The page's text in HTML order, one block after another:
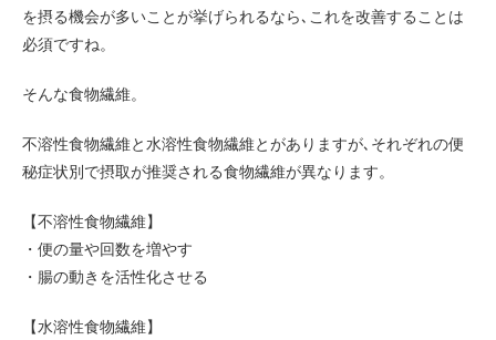
を摂る機会が多いことが挙げられるなら､これを改善することは
必須ですね。
そんな食物繊維。
不溶性食物繊維と水溶性食物繊維とがありますが､それぞれの便
秘症状別で摂取が推奨される食物繊維が異なります。
【不溶性食物繊維】
・便の量や回数を増やす
・腸の動きを活性化させる
【水溶性食物繊維】